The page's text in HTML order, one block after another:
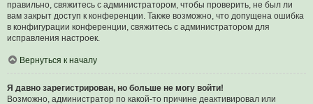
правильно, свяжитесь с администратором, чтобы проверить, не был ли
вам закрыт доступ к конференции. Также возможно, что допущена ошибка
в конфигурации конференции, свяжитесь с администратором для
исправления настроек.
Вернуться к началу
Я давно зарегистрирован, но больше не могу войти!
Возможно, администратор по какой-то причине деактивировал или